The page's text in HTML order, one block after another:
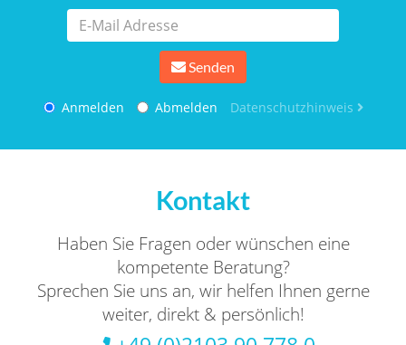
Senden
Anmelden Abmelden Datenschutzhinweis
Kontakt
Haben Sie Fragen oder wünschen eine
kompetente Beratung?
Sprechen Sie uns an, wir helfen Ihnen gerne
weiter, direkt & persönlich!